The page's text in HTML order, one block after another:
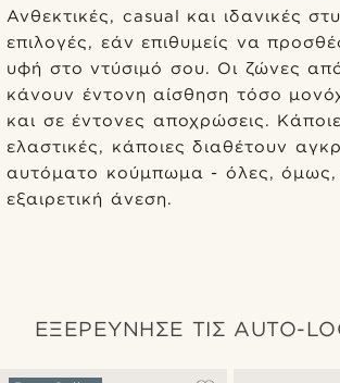
Ανθεκτικές, casual και ιδανικές
επιλογές, εάν επιθυμείς να
υφή στο ντύσιμό σου. Οι ζώνες
κάνουν έντονη αίσθηση τόσο
και σε έντονες αποχρώσεις.
ελαστικές, κάποιες διαθέτουν
αυτόματο κούμπωμα - όλες,
εξαιρετική άνεση.
ΕΞΕΡΕΥΝΗΣΕ ΤΙΣ AUTO-